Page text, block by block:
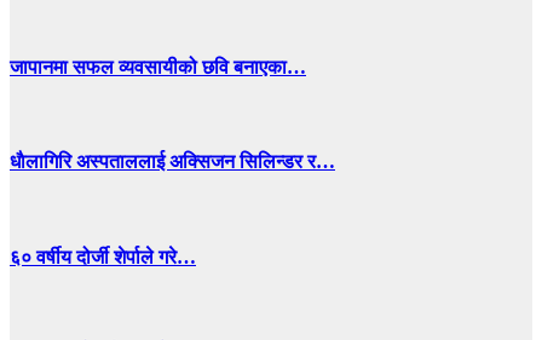
जापानमा सफल व्यवसायीको छवि बनाएका…
धाैलागिरि अस्पताललाई अक्सिजन सिलिन्डर र…
६० वर्षीय दोर्जी शेर्पाले गरे…